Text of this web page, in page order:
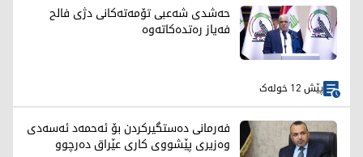
حەشدی شەعبی تۆمەتەکانی دژی فالح
فەیاز رەتدەکاتەوە
پێش 12 خولەک
فەرمانی دەستگیرکردن بۆ ئەحمەد ئەسەدی
وەزیری پێشووی کاری عێراق دەرچوو